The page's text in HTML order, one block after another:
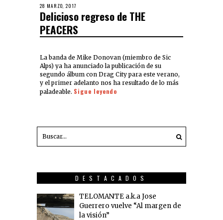
28 MARZO, 2017
Delicioso regreso de THE
PEACERS
La banda de Mike Donovan (miembro de Sic
Alps) ya ha anunciado la publicación de su
segundo álbum con Drag City para este verano,
y el primer adelanto nos ha resultado de lo más
paladeable. Sigue leyendo
DESTACADOS
TELOMANTE a.k.a Jose
Guerrero vuelve “Al margen de
la visión”